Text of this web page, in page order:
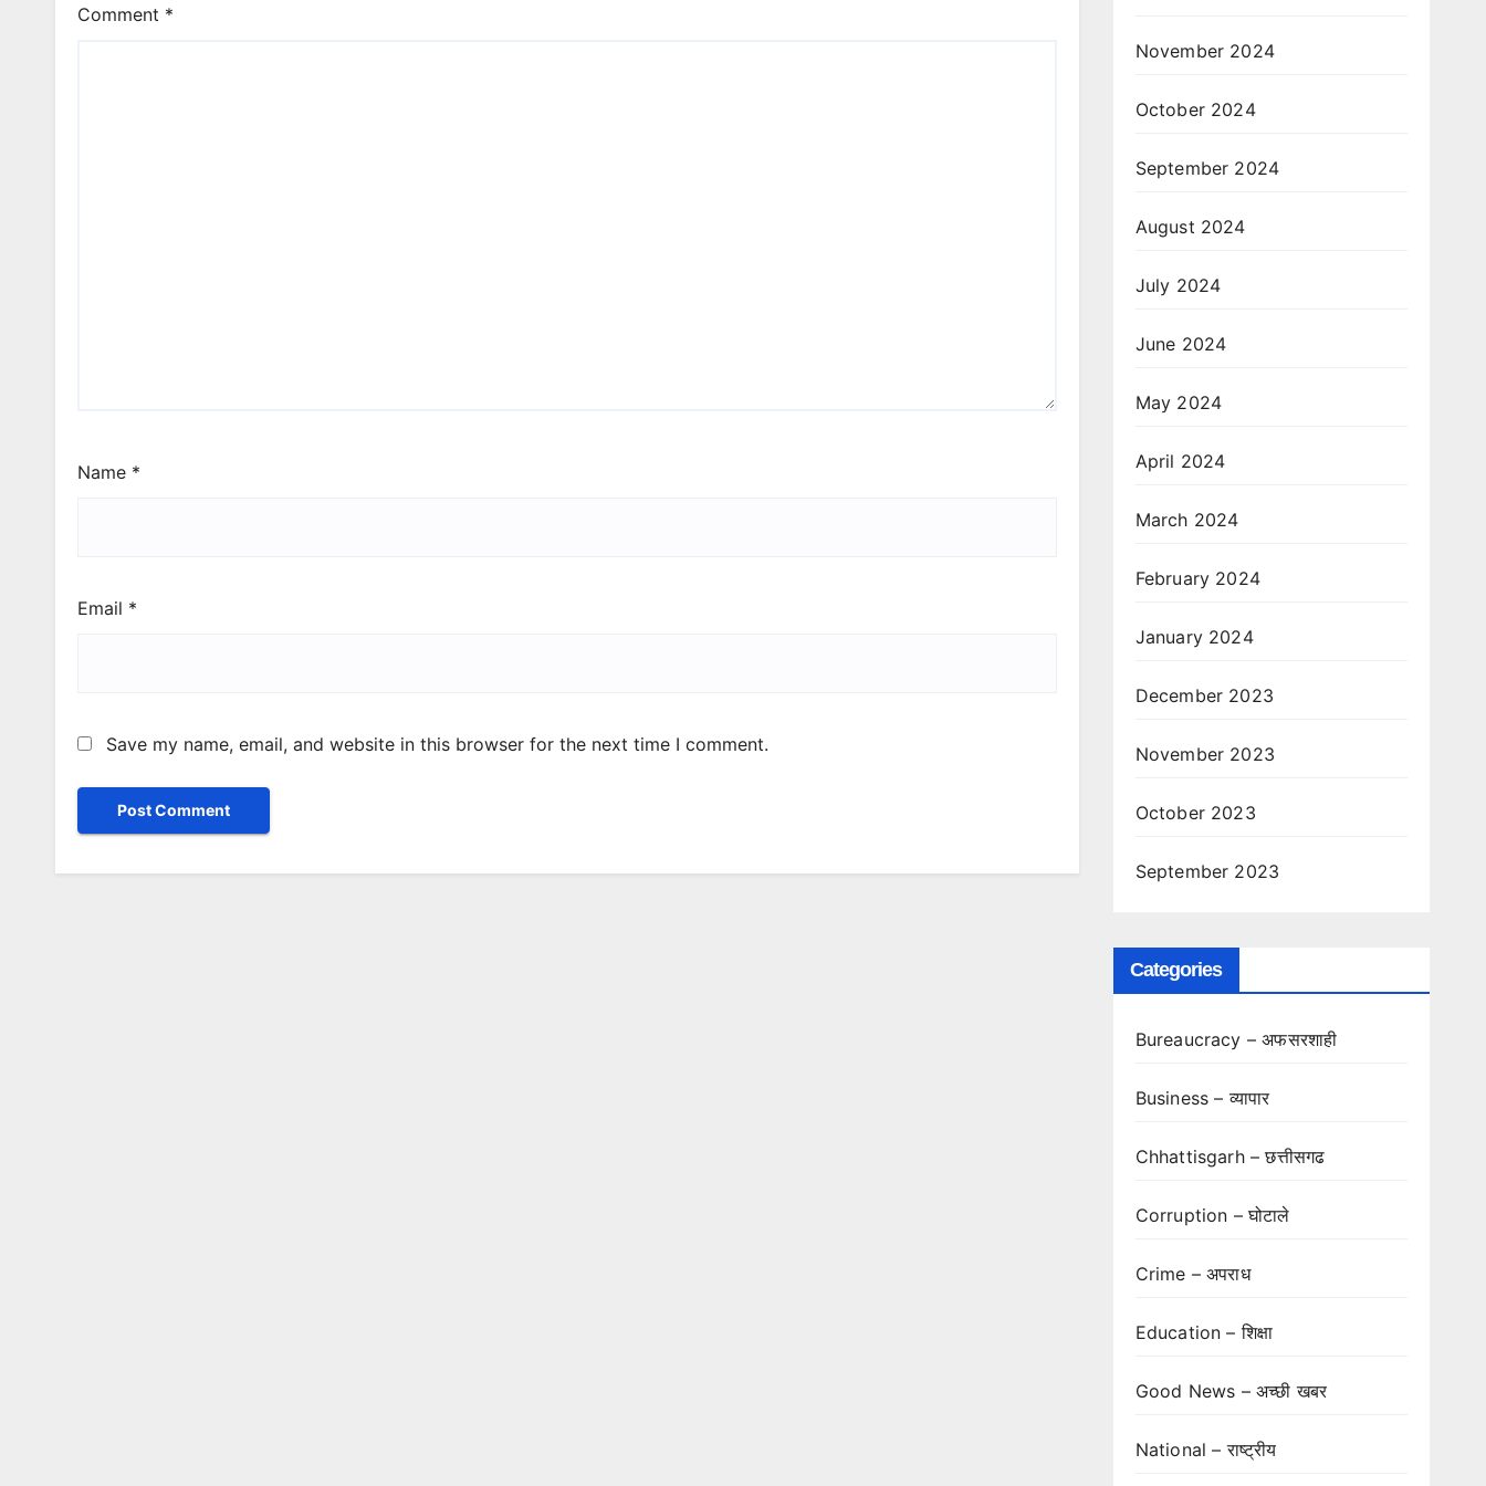
Comment *
Name *
Email *
Save my name, email, and website in this browser for the next time I comment.
November 2024
October 2024
September 2024
August 2024
July 2024
June 2024
May 2024
April 2024
March 2024
February 2024
January 2024
December 2023
November 2023
October 2023
September 2023
Categories
Bureaucracy – अफसरशाही
Business – व्यापार
Chhattisgarh – छत्तीसगढ
Corruption – घोटाले
Crime – अपराध
Education – शिक्षा
Good News – अच्छी खबर
National – राष्ट्रीय